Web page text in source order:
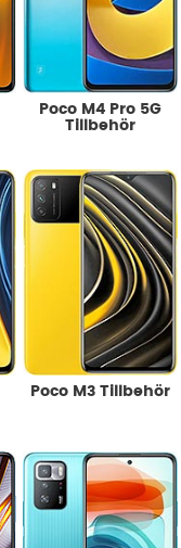
Poco M4 Pro 5G
Tillbehör
Poco M3 Tillbehör